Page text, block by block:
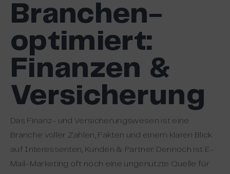
Branchen-
optimiert:
Finanzen &
Versicherung
Das Finanz- und Versicherungswesen ist eine
Branche voller Zahlen, Fakten und einem klaren Blick
auf Interessenten, Kunden & Partner. Dennoch ist E-
Mail-Marketing oft noch eine ungenutzte Quelle für